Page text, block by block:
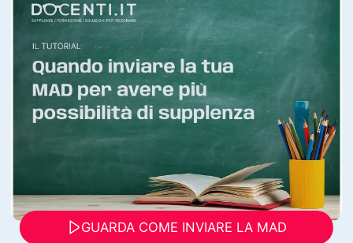
GUARDA COME INVIARE LA MAD